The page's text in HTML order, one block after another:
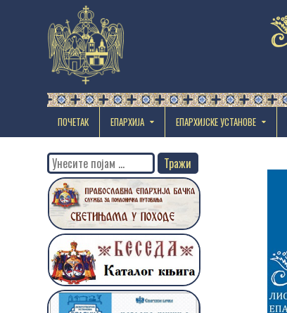
ПОЧЕТАК ЕПАРХИЈА EПАРХИЈСКЕ УСТАНОВЕ
Search
for: